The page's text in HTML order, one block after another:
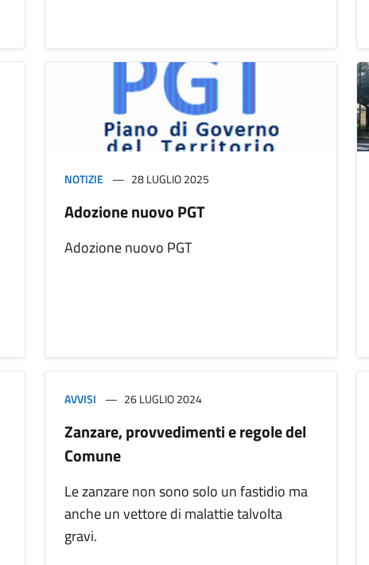
NOTIZIE 28 LUGLIO 2025
Adozione nuovo PGT
Adozione nuovo PGT
AVVISI 26 LUGLIO 2024
Zanzare, provvedimenti e regole del
Comune
Le zanzare non sono solo un fastidio ma
anche un vettore di malattie talvolta
gravi.